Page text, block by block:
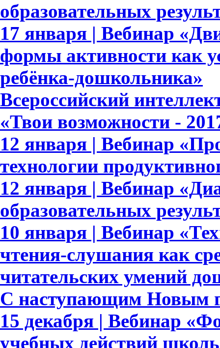
образовательных
17 января | Вебинар
формы активности как
ребёнка-дошкольника»
Всероссийский
«Твои возможности -
12 января | Вебинар
технологии
12 января | Вебинар
образовательных
10 января | Вебинар
чтения-слушания как
читательских умений
С наступающим Новым
15 декабря | Вебинар
учебных действий